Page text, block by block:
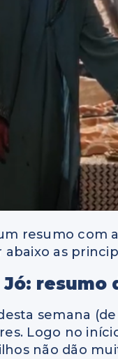
resumo com
as
resumo
semana
Logo no
não dão